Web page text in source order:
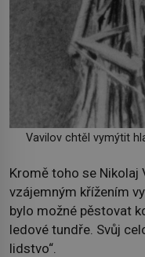
Vavilov chtěl vymýtit
Kromě toho se
vzájemným křížením
bylo možné pěstovat
ledové tundře. Svůj
lidstvo“.